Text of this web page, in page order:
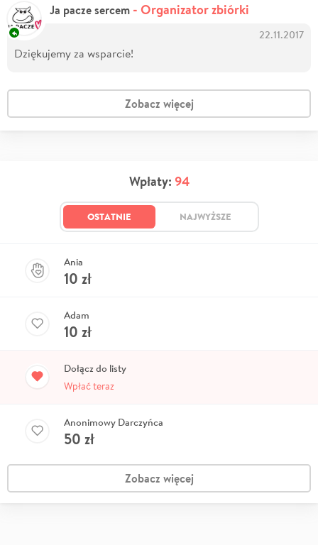
Ja pacze sercem - Organizator zbiórki
22.11.2017
Dziękujemy za wsparcie!
Zobacz więcej
Wpłaty: 94
OSTATNIE NAJWYŻSZE
Ania
10 zł
Adam
10 zł
Dołącz do listy
Wpłać teraz
Anonimowy Darczyńca
50 zł
Zobacz więcej